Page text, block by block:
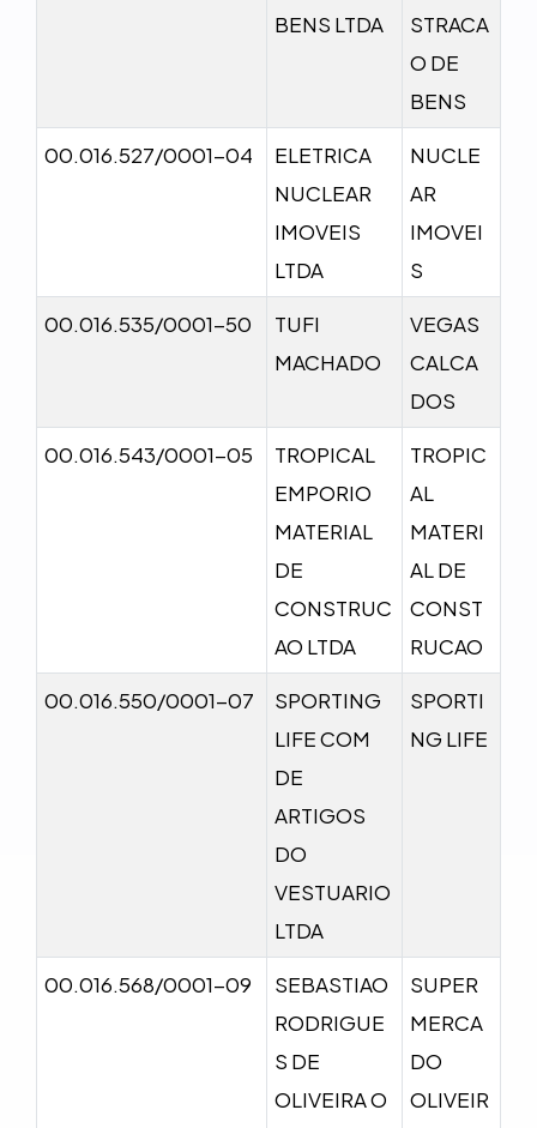
BENS LTDA
STRACA
O DE
BENS
00.016.527/0001-04
ELETRICA
NUCLEAR
IMOVEIS
LTDA
NUCLE
AR
IMOVEI
S
00.016.535/0001-50
TUFI
MACHADO
VEGAS
CALCA
DOS
00.016.543/0001-05
TROPICAL
EMPORIO
MATERIAL
DE
CONSTRUC
AO LTDA
TROPIC
AL
MATERI
AL DE
CONST
RUCAO
00.016.550/0001-07
SPORTING
LIFE COM
DE
ARTIGOS
DO
VESTUARIO
LTDA
SPORTI
NG LIFE
00.016.568/0001-09
SEBASTIAO
RODRIGUE
S DE
OLIVEIRA O
SUPER
MERCA
DO
OLIVEIR